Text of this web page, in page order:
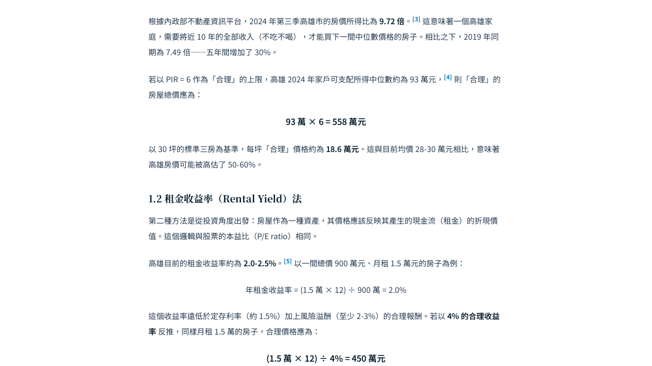
根據內政部不動產資訊平台，2024 年第三季高雄市的房價所得比為 9.72 倍 。 [3] 這意味著一個高雄家
庭，需要將近 10 年的全部收入（不吃不喝），才能買下一間中位數價格的房子。相比之下，2019 年同
期為 7.49 倍——五年間增加了 30%。
若以 PIR = 6 作為「合理」的上限，高雄 2024 年家戶可支配所得中位數約為 93 萬元， [4] 則「合理」的
房屋總價應為：
93 萬 × 6 = 558 萬元
以 30 坪的標準三房為基準，每坪「合理」價格約為 18.6 萬元 。這與目前均價 28-30 萬元相比，意味著
高雄房價可能被高估了 50-60%。
1.2 租金收益率（Rental Yield）法
第二種方法是從投資角度出發：房屋作為一種資產，其價格應該反映其產生的現金流（租金）的折現價
值。這個邏輯與股票的本益比（P/E ratio）相同。
高雄目前的租金收益率約為 2.0-2.5% 。 [5] 以一間總價 900 萬元、月租 1.5 萬元的房子為例：
年租金收益率 = (1.5 萬 × 12) ÷ 900 萬 = 2.0%
這個收益率遠低於定存利率（約 1.5%）加上風險溢酬（至少 2-3%）的合理報酬。若以 4% 的合理收益
率 反推，同樣月租 1.5 萬的房子，合理價格應為：
(1.5 萬 × 12) ÷ 4% = 450 萬元